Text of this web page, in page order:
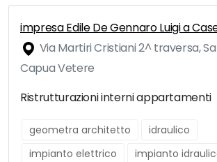
impresa Edile De Gennaro Luigi a
Via Martiri Cristiani 2^ traversa,
Capua Vetere
Ristrutturazioni interni appartamenti
geometra architetto
idraulico
impianto elettrico
impianto